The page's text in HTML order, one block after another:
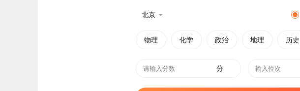
北京
物理 化学 政治 地理 历史
分